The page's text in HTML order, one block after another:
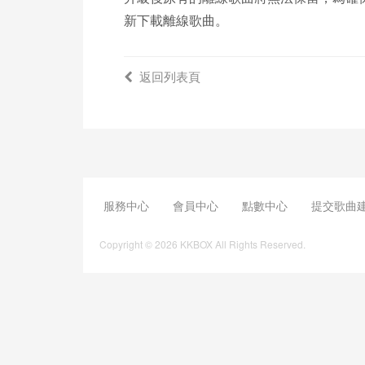
新下載離線歌曲。
返回列表頁
服務中心 會員中心 點數中心 提交歌曲
Copyright © 2026 KKBOX All Rights Reserved.